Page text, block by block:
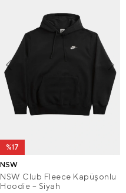
%17
NSW
NSW Club Fleece Kapüşonlu
Hoodie – Siyah